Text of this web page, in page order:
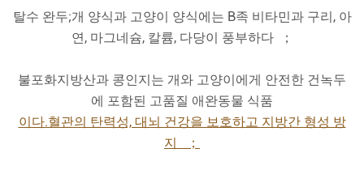
탈수 완두;개 양식과 고양이 양식에는 B족 비타민과 구리, 아
연, 마그네슘, 칼륨, 다당이 풍부하다 ；
불포화지방산과 콩인지는 개와 고양이에게 안전한 건녹두
에 포함된 고품질 애완동물 식품
이다.혈관의 탄력성, 대뇌 건강을 보호하고 지방간 형성 방
지 ；